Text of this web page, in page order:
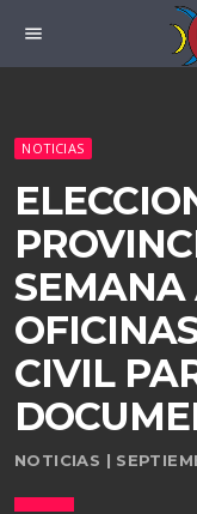
menu
NOTICIAS
SEMANA
CIVIL
NOTICIAS |